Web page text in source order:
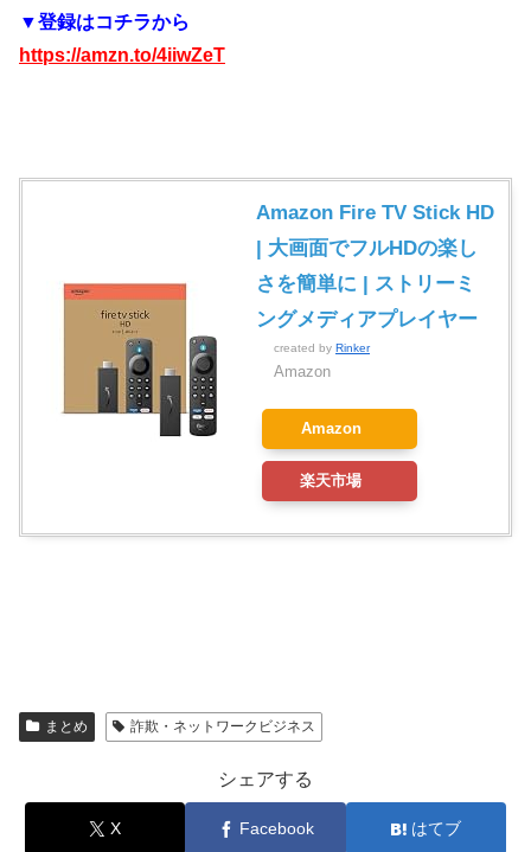
▼登録はコチラから
https://amzn.to/4iiwZeT
Amazon Fire TV Stick HD
| 大画面でフルHDの楽し
さを簡単に | ストリーミ
ングメディアプレイヤー
created by Rinker
Amazon
Amazon
楽天市場
まとめ 詐欺・ネットワークビジネス
シェアする
X Facebook はてブ